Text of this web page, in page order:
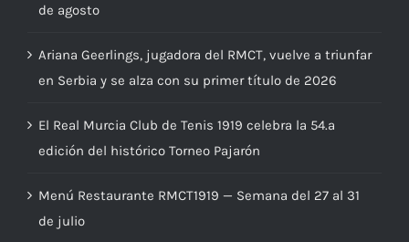
de agosto
Ariana Geerlings, jugadora del RMCT, vuelve a triunfar
en Serbia y se alza con su primer título de 2026
El Real Murcia Club de Tenis 1919 celebra la 54.ª
edición del histórico Torneo Pajarón
Menú Restaurante RMCT1919 — Semana del 27 al 31
de julio